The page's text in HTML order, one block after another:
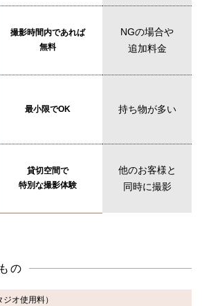
撮影時間内であれば
無料
NGの場合や
追加料金
最小限でOK 持ち物が多い
貸切空間で
特別な撮影体験
他のお客様と
同時に撮影
の
オ使用料）